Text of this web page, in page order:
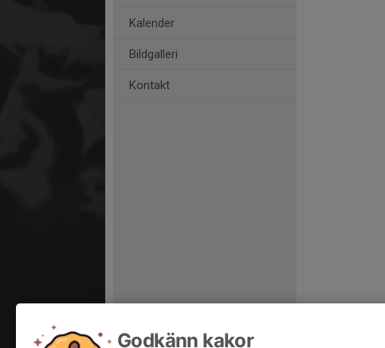
Kalender
Bildgalleri
Kontakt
Godkänn kakor